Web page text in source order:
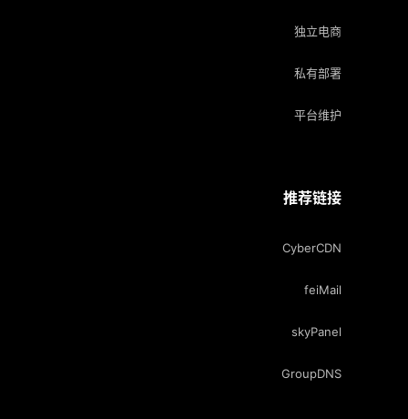
独立电商
私有部署
平台维护
推荐链接
CyberCDN
feiMail
skyPanel
GroupDNS